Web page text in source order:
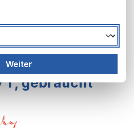
Tank
T, gebraucht
Weiter